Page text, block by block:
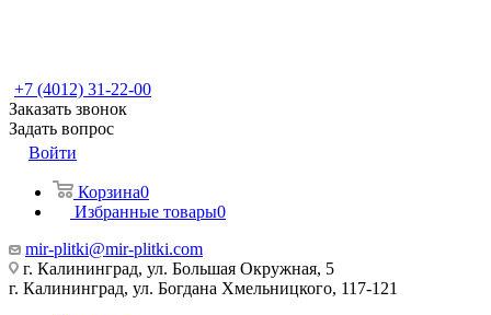
+7 (4012) 31-22-00
Заказать звонок
Задать вопрос
Войти
Корзина0
Избранные товары0
mir-plitki@mir-plitki.com
г. Калининград, ул. Большая Окружная, 5
г. Калининград, ул. Богдана Хмельницкого, 117-121